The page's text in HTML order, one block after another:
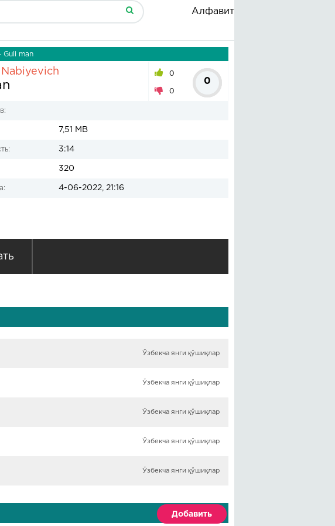
Алфавит
Guli man
0
0
0
7,51 MB
3:14
320
4-06-2022, 21:16
Ўзбекча янги қўшиқлар
Ўзбекча янги қўшиқлар
Ўзбекча янги қўшиқлар
Ўзбекча янги қўшиқлар
Ўзбекча янги қўшиқлар
Добавить